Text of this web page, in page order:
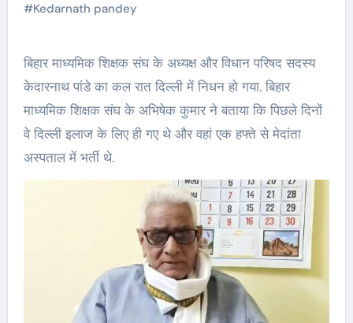
#Kedarnath pandey
बिहार माध्यमिक शिक्षक संघ के अध्यक्ष और विधान परिषद सदस्य
केदारनाथ पांडे का कल रात दिल्ली में निधन हो गया. बिहार
माध्यमिक शिक्षक संघ के अभिषेक कुमार ने बताया कि पिछले दिनों
वे दिल्ली इलाज के लिए ही गए थे और वहां एक हफ्ते से मेदांता
अस्पताल में भर्ती थे.